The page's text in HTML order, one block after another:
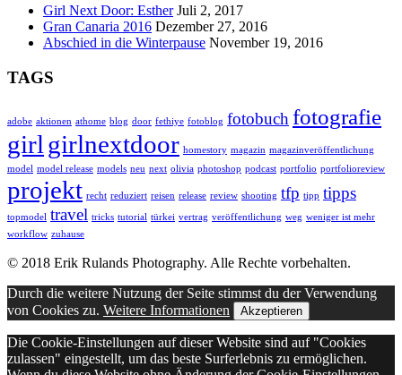
Girl Next Door: Esther Juli 2, 2017
Gran Canaria 2016 Dezember 27, 2016
Abschied in die Winterpause November 19, 2016
TAGS
adobe aktionen athome blog door fethiye fotoblog fotobuch fotografie
girl girlnextdoor homestory magazin magazinveröffentlichung
model model release models neu next olivia photoshop podcast portfolio portfolioreview
projekt recht reduziert reisen release review shooting tfp tipp tipps
topmodel travel tricks tutorial türkei vertrag veröffentlichung weg weniger ist mehr
workflow zuhause
© 2018 Erik Rulands Photography. Alle Rechte vorbehalten.
Durch die weitere Nutzung der Seite stimmst du der Verwendung
von Cookies zu. Weitere Informationen Akzeptieren
Die Cookie-Einstellungen auf dieser Website sind auf "Cookies
zulassen" eingestellt, um das beste Surferlebnis zu ermöglichen.